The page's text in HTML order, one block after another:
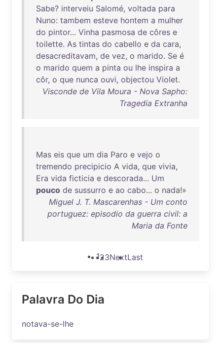
Sabe? interveiu Salomé, voltada para
Nuno: tambem esteve hontem a mulher
do pintor... Vinha pasmosa de côres e
toilette. As tintas do cabello e da cara,
desacreditavam, de vez, o marido. Se é
o marido quem a pinta ou lhe inspira a
côr, o que nunca ouvi, objectou Violet.
Visconde de Vila Moura - Nova Sapho:
Tragedia Extranha
Mas eis que um dia Paro e vejo o
tremendo precipicio A vida, que vivia,
Era vida ficticia e descorada... Um
pouco de sussurro e ao cabo... o nada!»
Miguel J. T. Mascarenhas - Um conto
portuguez: episodio da guerra civil: a
Maria da Fonte
123NextLast
Palavra Do Dia
notava-se-lhe